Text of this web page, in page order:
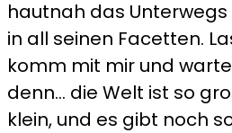
hautnah das
in all seinen Facetten.
komm mit mir und
denn... die Welt ist so
klein, und es gibt noch